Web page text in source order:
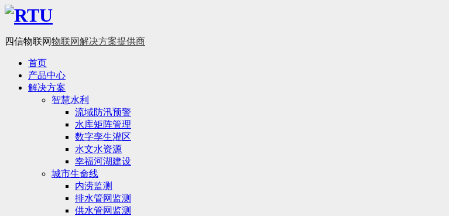
四信物联网物联网解决方案提供商
首页
产品中心
解决方案
智慧水利
流域防汛预警
水库矩阵管理
数字孪生灌区
水文水资源
幸福河湖建设
城市生命线
内涝监测
排水管网监测
供水管网监测